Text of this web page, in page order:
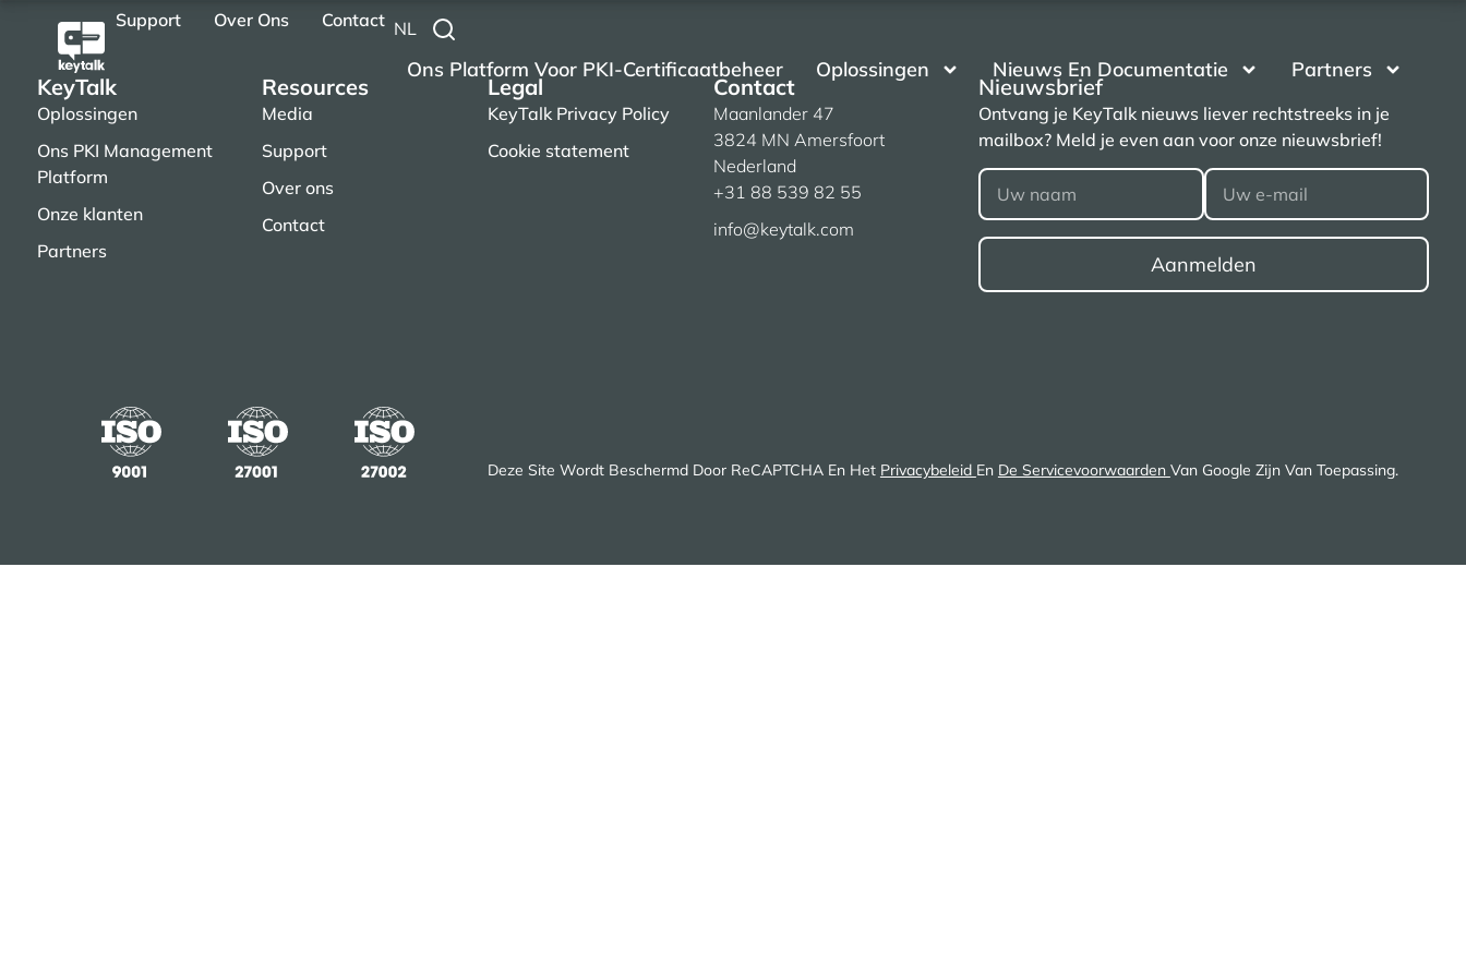
Support Over Ons Contact NL
Ons Platform Voor PKI-Certificaatbeheer Oplossingen Nieuws En Documentatie Partners
KeyTalk
Oplossingen
Ons PKI Management
Platform
Onze klanten
Partners
Resources
Media
Support
Over ons
Contact
Legal
KeyTalk Privacy Policy
Cookie statement
Contact
Maanlander 47
3824 MN Amersfoort
Nederland
+31 88 539 82 55
info@keytalk.com
Nieuwsbrief
Ontvang je KeyTalk nieuws liever rechtstreeks in je
mailbox? Meld je even aan voor onze nieuwsbrief!
Deze Site Wordt Beschermd Door ReCAPTCHA En Het Privacybeleid En De Servicevoorwaarden Van Google Zijn Van Toepassing.